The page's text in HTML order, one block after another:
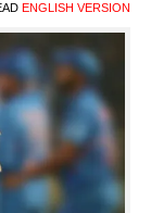
ENGLISH VERSION